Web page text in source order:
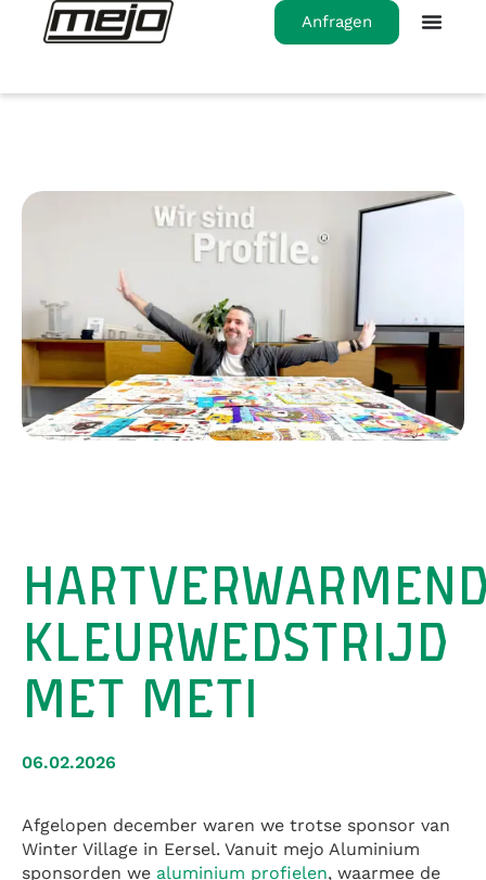
Anfragen
KLEURWEDSTRIJD
MET METI
06.02.2026
Afgelopen december waren we trotse sponsor van
Winter Village in Eersel. Vanuit mejo Aluminium
sponsorden we aluminium profielen, waarmee de